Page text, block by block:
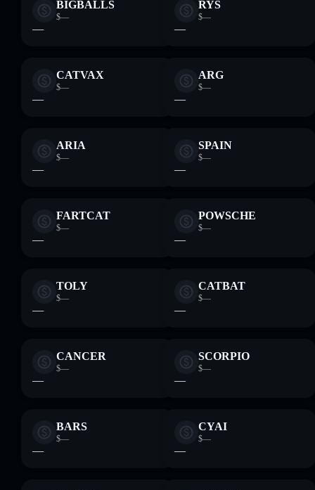
BIGBALLS
$—
—
RYS
$—
—
CATVAX
$—
—
ARG
$—
—
ARIA
$—
—
SPAIN
$—
—
FARTCAT
$—
—
POWSCHE
$—
—
TOLY
$—
—
CATBAT
$—
—
CANCER
$—
—
SCORPIO
$—
—
BARS
$—
—
CYAI
$—
—